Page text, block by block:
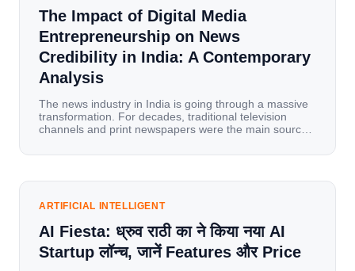
The Impact of Digital Media
Entrepreneurship on News
Credibility in India: A Contemporary
Analysis
The news industry in India is going through a massive
transformation. For decades, traditional television
channels and print newspapers were the main sources
mobile data, affordable smartphones, and high-speed
has become a mobile-first market where consumers
ARTIFICIAL INTELLIGENT
AI Fiesta: ध्रुव राठी का ने किया नया AI
Startup लॉन्च, जानें Features और Price